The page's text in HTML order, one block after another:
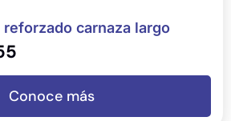
reforzado carnaza largo
Conoce más